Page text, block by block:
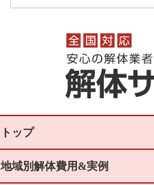
トップ
地域別解体費用&実例